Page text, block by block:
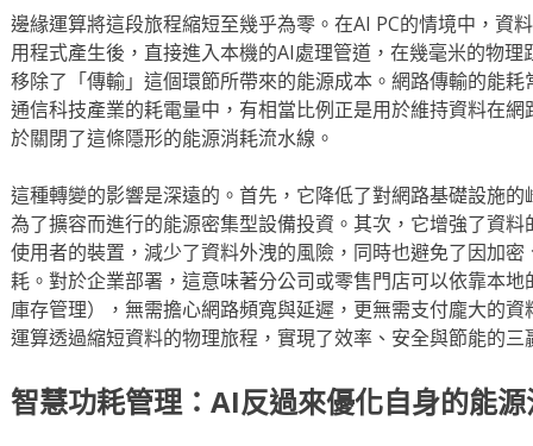
邊緣運算將這段旅程縮短至幾乎為零。在AI PC的情境中，資
用程式產生後，直接進入本機的AI處理管道，在幾毫米的物
移除了「傳輸」這個環節所帶來的能源成本。網路傳輸的能
通信科技產業的耗電量中，有相當比例正是用於維持資料在
於關閉了這條隱形的能源消耗流水線。
這種轉變的影響是深遠的。首先，它降低了對網路基礎設施
為了擴容而進行的能源密集型設備投資。其次，它增強了資
使用者的裝置，減少了資料外洩的風險，同時也避免了因加
耗。對於企業部署，這意味著分公司或零售門店可以依靠本
庫存管理），無需擔心網路頻寬與延遲，更無需支付龐大的
運算透過縮短資料的物理旅程，實現了效率、安全與節能的三
智慧功耗管理：AI反過來優化自身的能